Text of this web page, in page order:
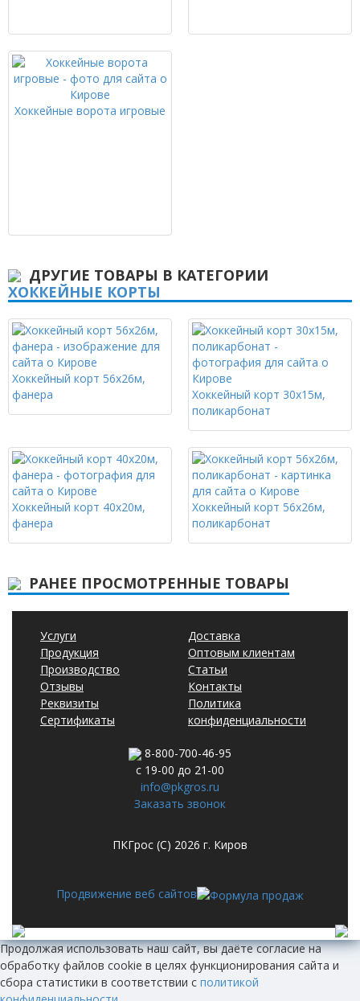
Хоккейные ворота игровые
ДРУГИЕ ТОВАРЫ В КАТЕГОРИИ
ХОККЕЙНЫЕ КОРТЫ
Хоккейный корт 56х26м,
фанера
Хоккейный корт 30х15м,
поликарбонат
Хоккейный корт 40х20м,
фанера
Хоккейный корт 56х26м,
поликарбонат
РАНЕЕ ПРОСМОТРЕННЫЕ ТОВАРЫ
Услуги
Продукция
Производство
Отзывы
Реквизиты
Сертификаты
Доставка
Оптовым клиентам
Статьи
Контакты
Политика
конфиденциальности
8-800-700-46-95
с 19-00 до 21-00
info@pkgros.ru
Заказать звонок
ПКГрос (С) 2026 г. Киров
Продвижение веб сайтов
Продолжая использовать наш сайт, вы даёте согласие на
обработку файлов cookie в целях функционирования сайта и
сбора статистики в соответствии с политикой